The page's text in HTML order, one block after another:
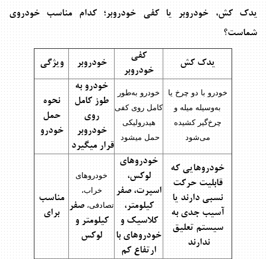
یدک کش، خودروبر یا کفی خودروبر؛ کدام مناسب خودروی
شماست؟
یدک کش
کفی
خودروبر
خودروبر ویژگی
خودرو با دو چرخ یا
به‌وسیله میله و
چرخ‌گیر کشیده
می‌شود
خودرو به‌طور
کامل روی کفی
هیدرولیکی
حمل میشود
خودرو به
طوز کامل
روی
خودروبر
قرار میگیرد
نحوه
حمل
خودرو
خودروهایی که
قابلیت حرکت
نسبی دارند یا
آسیب جدی به
سیستم تعلیق
ندارند
خودروهای
لوکس،
اسپرت، صفر
کیلومتر،
کلاسیک و
خودروهای با
ارتفاع کم
خودروهای
خراب،
تصادفی، صفر
کیلومتر و
لوکس
مناسب
برای